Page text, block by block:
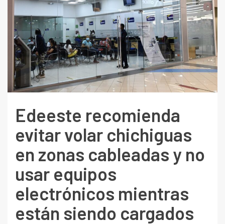
Edeeste recomienda
evitar volar chichiguas
en zonas cableadas y no
usar equipos
electrónicos mientras
están siendo cargados